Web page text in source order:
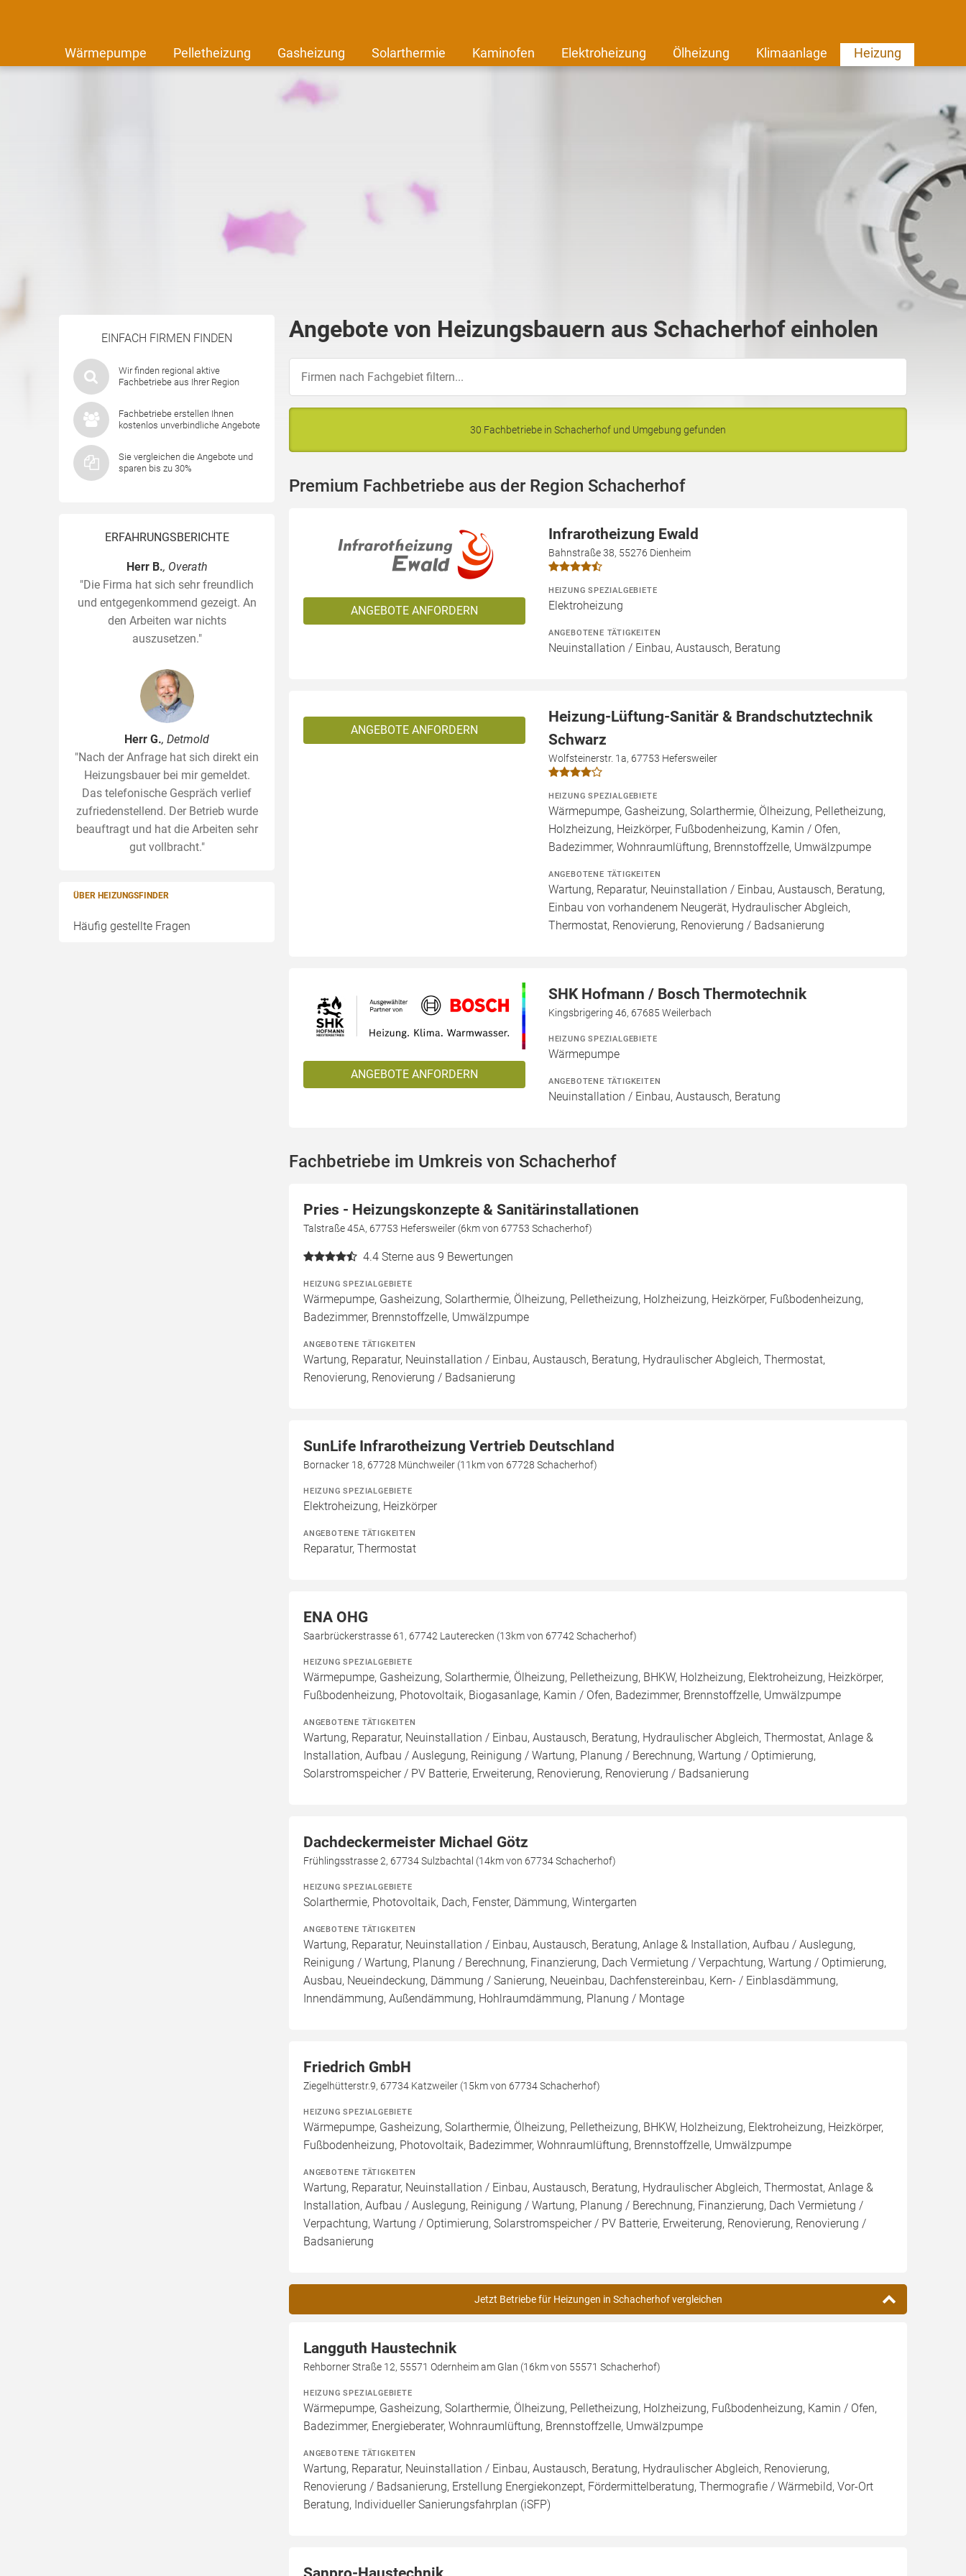
Wärmepumpe Pelletheizung Gasheizung Solarthermie Kaminofen Elektroheizung Ölheizung Klimaanlage Heizung
EINFACH FIRMEN FINDEN
Wir finden regional aktive
Fachbetriebe aus Ihrer Region
Fachbetriebe erstellen Ihnen
kostenlos unverbindliche Angebote
Sie vergleichen die Angebote und
sparen bis zu 30%
ERFAHRUNGSBERICHTE
Herr B., Overath
"Die Firma hat sich sehr freundlich
und entgegenkommend gezeigt. An
den Arbeiten war nichts
auszusetzen."
Herr G., Detmold
"Nach der Anfrage hat sich direkt ein
Heizungsbauer bei mir gemeldet.
Das telefonische Gespräch verlief
zufriedenstellend. Der Betrieb wurde
beauftragt und hat die Arbeiten sehr
gut vollbracht."
ÜBER HEIZUNGSFINDER
Häufig gestellte Fragen
Angebote von Heizungsbauern aus Schacherhof einholen
30 Fachbetriebe in Schacherhof und Umgebung gefunden
Premium Fachbetriebe aus der Region Schacherhof
ANGEBOTE ANFORDERN
Infrarotheizung Ewald
Bahnstraße 38, 55276 Dienheim
HEIZUNG SPEZIALGEBIETE
Elektroheizung
ANGEBOTENE TÄTIGKEITEN
Neuinstallation / Einbau, Austausch, Beratung
ANGEBOTE ANFORDERN
Heizung-Lüftung-Sanitär & Brandschutztechnik
Schwarz
Wolfsteinerstr. 1a, 67753 Hefersweiler
HEIZUNG SPEZIALGEBIETE
Wärmepumpe, Gasheizung, Solarthermie, Ölheizung, Pelletheizung,
Holzheizung, Heizkörper, Fußbodenheizung, Kamin / Ofen,
Badezimmer, Wohnraumlüftung, Brennstoffzelle, Umwälzpumpe
ANGEBOTENE TÄTIGKEITEN
Wartung, Reparatur, Neuinstallation / Einbau, Austausch, Beratung,
Einbau von vorhandenem Neugerät, Hydraulischer Abgleich,
Thermostat, Renovierung, Renovierung / Badsanierung
ANGEBOTE ANFORDERN
SHK Hofmann / Bosch Thermotechnik
Kingsbrigering 46, 67685 Weilerbach
HEIZUNG SPEZIALGEBIETE
Wärmepumpe
ANGEBOTENE TÄTIGKEITEN
Neuinstallation / Einbau, Austausch, Beratung
Fachbetriebe im Umkreis von Schacherhof
Pries - Heizungskonzepte & Sanitärinstallationen
Talstraße 45A, 67753 Hefersweiler (6km von 67753 Schacherhof)
4.4 Sterne aus 9 Bewertungen
HEIZUNG SPEZIALGEBIETE
Wärmepumpe, Gasheizung, Solarthermie, Ölheizung, Pelletheizung, Holzheizung, Heizkörper, Fußbodenheizung,
Badezimmer, Brennstoffzelle, Umwälzpumpe
ANGEBOTENE TÄTIGKEITEN
Wartung, Reparatur, Neuinstallation / Einbau, Austausch, Beratung, Hydraulischer Abgleich, Thermostat,
Renovierung, Renovierung / Badsanierung
SunLife Infrarotheizung Vertrieb Deutschland
Bornacker 18, 67728 Münchweiler (11km von 67728 Schacherhof)
HEIZUNG SPEZIALGEBIETE
Elektroheizung, Heizkörper
ANGEBOTENE TÄTIGKEITEN
Reparatur, Thermostat
ENA OHG
Saarbrückerstrasse 61, 67742 Lauterecken (13km von 67742 Schacherhof)
HEIZUNG SPEZIALGEBIETE
Wärmepumpe, Gasheizung, Solarthermie, Ölheizung, Pelletheizung, BHKW, Holzheizung, Elektroheizung, Heizkörper,
Fußbodenheizung, Photovoltaik, Biogasanlage, Kamin / Ofen, Badezimmer, Brennstoffzelle, Umwälzpumpe
ANGEBOTENE TÄTIGKEITEN
Wartung, Reparatur, Neuinstallation / Einbau, Austausch, Beratung, Hydraulischer Abgleich, Thermostat, Anlage &
Installation, Aufbau / Auslegung, Reinigung / Wartung, Planung / Berechnung, Wartung / Optimierung,
Solarstromspeicher / PV Batterie, Erweiterung, Renovierung, Renovierung / Badsanierung
Dachdeckermeister Michael Götz
Frühlingsstrasse 2, 67734 Sulzbachtal (14km von 67734 Schacherhof)
HEIZUNG SPEZIALGEBIETE
Solarthermie, Photovoltaik, Dach, Fenster, Dämmung, Wintergarten
ANGEBOTENE TÄTIGKEITEN
Wartung, Reparatur, Neuinstallation / Einbau, Austausch, Beratung, Anlage & Installation, Aufbau / Auslegung,
Reinigung / Wartung, Planung / Berechnung, Finanzierung, Dach Vermietung / Verpachtung, Wartung / Optimierung,
Ausbau, Neueindeckung, Dämmung / Sanierung, Neueinbau, Dachfenstereinbau, Kern- / Einblasdämmung,
Innendämmung, Außendämmung, Hohlraumdämmung, Planung / Montage
Friedrich GmbH
Ziegelhütterstr.9, 67734 Katzweiler (15km von 67734 Schacherhof)
HEIZUNG SPEZIALGEBIETE
Wärmepumpe, Gasheizung, Solarthermie, Ölheizung, Pelletheizung, BHKW, Holzheizung, Elektroheizung, Heizkörper,
Fußbodenheizung, Photovoltaik, Badezimmer, Wohnraumlüftung, Brennstoffzelle, Umwälzpumpe
ANGEBOTENE TÄTIGKEITEN
Wartung, Reparatur, Neuinstallation / Einbau, Austausch, Beratung, Hydraulischer Abgleich, Thermostat, Anlage &
Installation, Aufbau / Auslegung, Reinigung / Wartung, Planung / Berechnung, Finanzierung, Dach Vermietung /
Verpachtung, Wartung / Optimierung, Solarstromspeicher / PV Batterie, Erweiterung, Renovierung, Renovierung /
Badsanierung
Jetzt Betriebe für Heizungen in Schacherhof vergleichen
Langguth Haustechnik
Rehborner Straße 12, 55571 Odernheim am Glan (16km von 55571 Schacherhof)
HEIZUNG SPEZIALGEBIETE
Wärmepumpe, Gasheizung, Solarthermie, Ölheizung, Pelletheizung, Holzheizung, Fußbodenheizung, Kamin / Ofen,
Badezimmer, Energieberater, Wohnraumlüftung, Brennstoffzelle, Umwälzpumpe
ANGEBOTENE TÄTIGKEITEN
Wartung, Reparatur, Neuinstallation / Einbau, Austausch, Beratung, Hydraulischer Abgleich, Renovierung,
Renovierung / Badsanierung, Erstellung Energiekonzept, Fördermittelberatung, Thermografie / Wärmebild, Vor-Ort
Beratung, Individueller Sanierungsfahrplan (iSFP)